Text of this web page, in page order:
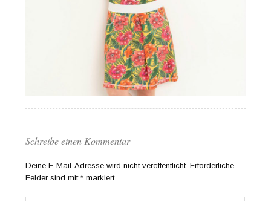
Schreibe einen Kommentar
Deine E-Mail-Adresse wird nicht veröffentlicht. Erforderliche
Felder sind mit* markiert